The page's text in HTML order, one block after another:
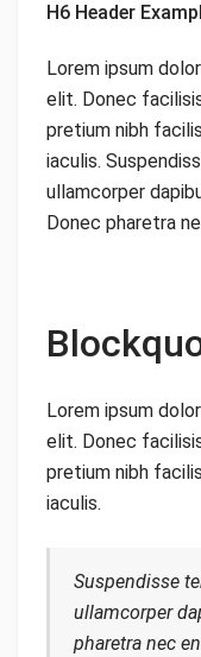
H6 Header
Lorem ipsum
elit. Donec
pretium nibh
iaculis.
ullamcorper
Donec pharetra
Lorem ipsum
elit. Donec
pretium nibh
iaculis.
Suspendisse
ullamcorper
pharetra nec